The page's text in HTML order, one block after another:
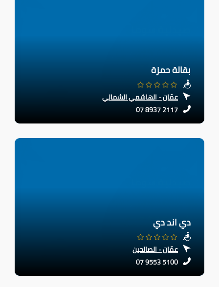
بقالة حمزة
عمّان - الهاشمي الشمالي
07 8937 2117
دي اند دي
عمّان - الصالحين
07 9553 5100